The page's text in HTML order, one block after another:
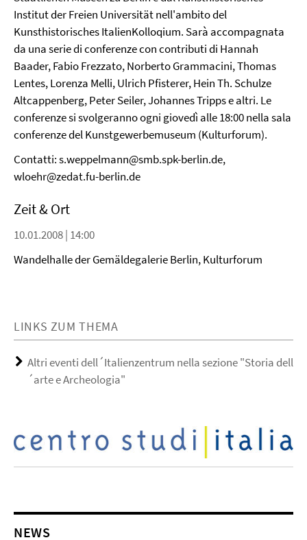
Institut der Freien Universität nell'ambito del
Kunsthistorisches ItalienKolloqium. Sarà accompagnata
da una serie di conferenze con contributi di Hannah
Baader, Fabio Frezzato, Norberto Grammacini, Thomas
Lentes, Lorenza Melli, Ulrich Pfisterer, Hein Th. Schulze
Altcappenberg, Peter Seiler, Johannes Tripps e altri. Le
conferenze si svolgeranno ogni giovedì alle 18:00 nella sala
conferenze del Kunstgewerbemuseum (Kulturforum).
Contatti: s.weppelmann@smb.spk-berlin.de,
wloehr@zedat.fu-berlin.de
Zeit & Ort
10.01.2008 | 14:00
Wandelhalle der Gemäldegalerie Berlin, Kulturforum
LINKS ZUM THEMA
Altri eventi dell´Italienzentrum nella sezione "Storia dell
´arte e Archeologia"
NEWS